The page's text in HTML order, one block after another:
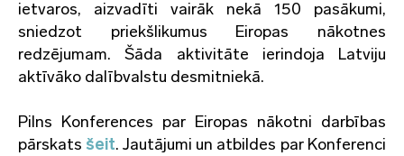
ietvaros, aizvadīti vairāk nekā 150 pasākumi,
sniedzot priekšlikumus Eiropas nākotnes
redzējumam. Šāda aktivitāte ierindoja Latviju
aktīvāko dalībvalstu desmitniekā.
Pilns Konferences par Eiropas nākotni darbības
pārskats šeit. Jautājumi un atbildes par Konferenci